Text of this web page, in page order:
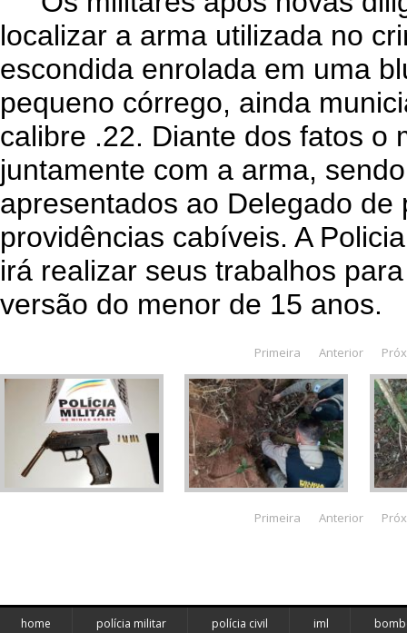
localizar a arma utilizada no
escondida enrolada em uma
pequeno córrego, ainda
calibre .22. Diante dos fatos o
juntamente com a arma,
apresentados ao Delegado de
providências cabíveis. A
irá realizar seus trabalhos
versão do menor de 15 anos.
Primeira Anterior
Primeira Anterior
home polícia militar polícia civil iml